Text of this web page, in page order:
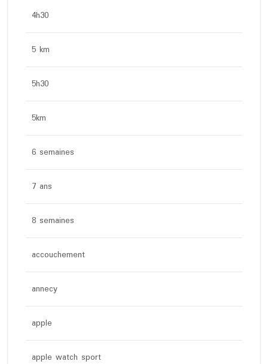
4h30
5 km
5h30
5km
6 semaines
7 ans
8 semaines
accouchement
annecy
apple
apple watch sport